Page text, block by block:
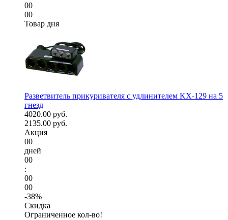
00
00
Товар дня
Разветвитель прикуривателя с удлинителем KX-129 на 5
гнезд
4020.00 руб.
2135.00 руб.
Акция
00
дней
00
:
00
00
-38%
Скидка
Ограниченное кол-во!